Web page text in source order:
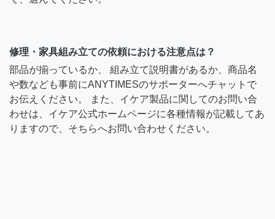
修理・家具組み立ての依頼における注意点は？
部品が揃っているか、 組み立て説明書があるか、商品名
や数なども事前にANYTIMESのサポーターへチャットで
お伝えください。 また、イケア製品に関してのお問い合
わせは、イケア公式ホームページに各種情報が記載してあ
りますので、そちらへお問い合わせください。